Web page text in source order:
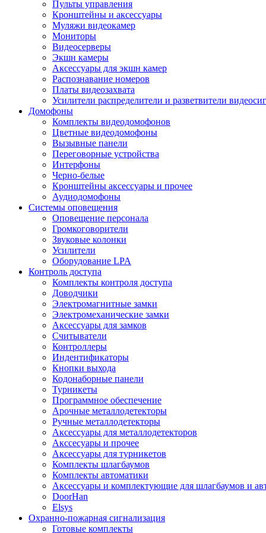
Пульты управления
Кронштейны и аксессуары
Муляжи видеокамер
Мониторы
Видеосерверы
Экшн камеры
Аксессуары для экшн камер
Распознавание номеров
Платы видеозахвата
Усилители распределители и разветвители
Домофоны
Комплекты видеодомофонов
Цветные видеодомофоны
Вызывные панели
Переговорные устройства
Интерфоны
Черно-белые
Кронштейны аксессуары и прочее
Аудиодомофоны
Системы оповещения
Оповещение персонала
Громкоговорители
Звуковые колонки
Усилители
Оборудование LPA
Контроль доступа
Комплекты контроля доступа
Доводчики
Электромагнитные замки
Электромеханические замки
Аксессуары для замков
Считыватели
Контроллеры
Индентификаторы
Кнопки выхода
Кодонаборные панели
Турникеты
Программное обеспечение
Арочные металлодетекторы
Ручные металлодетекторы
Аксессуары для металлодетекторов
Акссесуары и прочее
Аксессуары для турникетов
Комплекты шлагбаумов
Комплекты автоматики
Аксессуары и комплектующие для шлагбаумов и
DoorHan
Elsys
Охранно-пожарная сигнализация
Готовые комплекты